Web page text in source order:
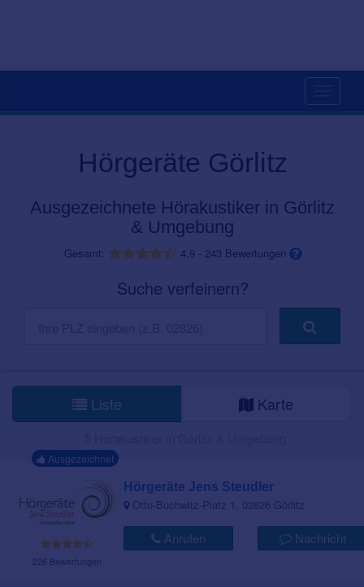
Hörgeräte Görlitz
Ausgezeichnete Hörakustiker in Görlitz
& Umgebung
Gesamt: 4,9 - 243 Bewertungen
Suche verfeinern?
Liste Karte
Ausgezeichnet
226 Bewertungen
Hörgeräte Jens Steudler
Otto-Buchwitz-Platz 1, 02826 Görlitz
Anrufen Nachricht